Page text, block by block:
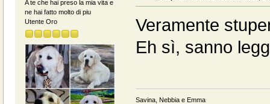
A te che hai preso la mia vita e
ne hai fatto molto di piu
Utente Oro
Veramente
Eh sì, sanno
Savina, Nebbia e Emma